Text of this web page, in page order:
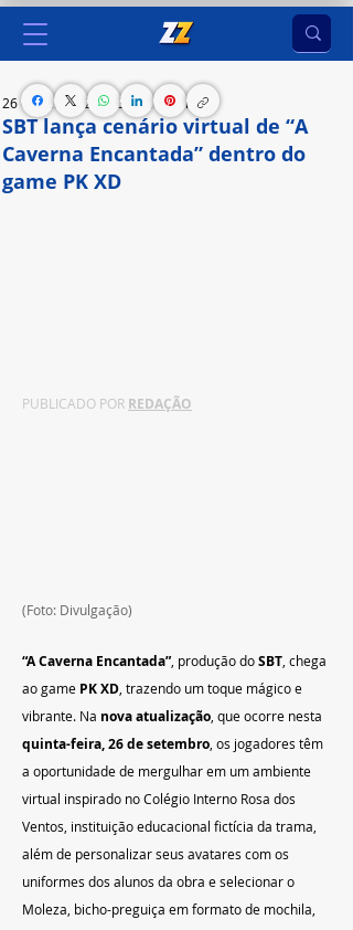
SBT lança cenário virtual de “A
Caverna Encantada” dentro do
game PK XD
26 de set. de 2024 3 min de leitura
PUBLICADO POR REDAÇÃO
(Foto: Divulgação)
“A Caverna Encantada” , produção do SBT , chega
ao game PK XD , trazendo um toque mágico e
vibrante. Na nova atualização , que ocorre nesta
quinta-feira, 26 de setembro , os jogadores têm
a oportunidade de mergulhar em um ambiente
virtual inspirado no Colégio Interno Rosa dos
Ventos, instituição educacional fictícia da trama,
além de personalizar seus avatares com os
uniformes dos alunos da obra e selecionar o
Moleza, bicho-preguiça em formato de mochila,